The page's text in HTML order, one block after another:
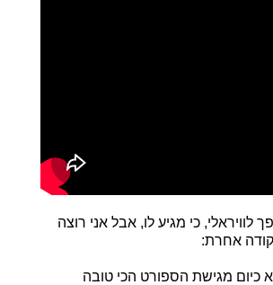
לוויראלי, כי מגיע לו, אבל אני רוצה
אחרת:
כיום מגישת הספורט הכי טובה